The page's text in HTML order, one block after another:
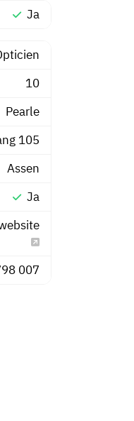
Ja
10
Pearle
105
Assen
Ja
007